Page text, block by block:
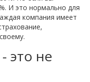
И это нормально для
компания имеет
это не